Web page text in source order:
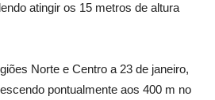
atingir os 15 metros de altura
Norte e Centro a 23 de janeiro,
pontualmente aos 400 m no